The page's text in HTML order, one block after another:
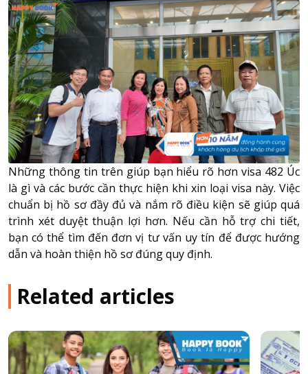
Những thông tin trên giúp bạn hiểu rõ hơn visa 482 Úc
là gì và các bước cần thực hiện khi xin loại visa này. Việc
chuẩn bị hồ sơ đầy đủ và nắm rõ điều kiện sẽ giúp quá
trình xét duyệt thuận lợi hơn. Nếu cần hỗ trợ chi tiết,
bạn có thể tìm đến đơn vị tư vấn uy tín để được hướng
dẫn và hoàn thiện hồ sơ đúng quy định.
Related articles